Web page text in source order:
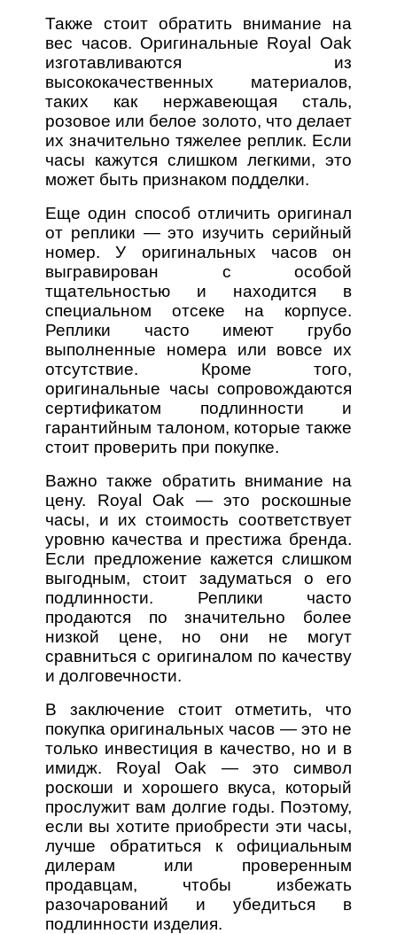
Также стоит обратить внимание на
вес часов. Оригинальные Royal Oak
изготавливаются из
высококачественных материалов,
таких как нержавеющая сталь,
розовое или белое золото, что делает
их значительно тяжелее реплик. Если
часы кажутся слишком легкими, это
может быть признаком подделки.
Еще один способ отличить оригинал
от реплики — это изучить серийный
номер. У оригинальных часов он
выгравирован с особой
тщательностью и находится в
специальном отсеке на корпусе.
Реплики часто имеют грубо
выполненные номера или вовсе их
отсутствие. Кроме того,
оригинальные часы сопровождаются
сертификатом подлинности и
гарантийным талоном, которые также
стоит проверить при покупке.
Важно также обратить внимание на
цену. Royal Oak — это роскошные
часы, и их стоимость соответствует
уровню качества и престижа бренда.
Если предложение кажется слишком
выгодным, стоит задуматься о его
подлинности. Реплики часто
продаются по значительно более
низкой цене, но они не могут
сравниться с оригиналом по качеству
и долговечности.
В заключение стоит отметить, что
покупка оригинальных часов — это не
только инвестиция в качество, но и в
имидж. Royal Oak — это символ
роскоши и хорошего вкуса, который
прослужит вам долгие годы. Поэтому,
если вы хотите приобрести эти часы,
лучше обратиться к официальным
дилерам или проверенным
продавцам, чтобы избежать
разочарований и убедиться в
подлинности изделия.